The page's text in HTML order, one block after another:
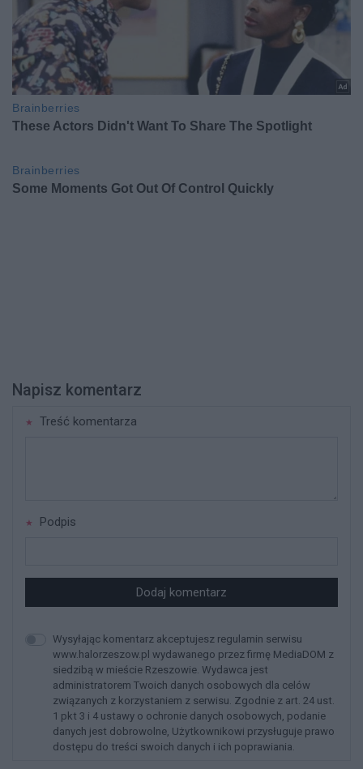
Napisz komentarz
Treść komentarza
Podpis
Dodaj komentarz
Wysyłając komentarz akceptujesz regulamin serwisu
www.halorzeszow.pl wydawanego przez firmę MediaDOM z
siedzibą w mieście Rzeszowie. Wydawca jest
administratorem Twoich danych osobowych dla celów
związanych z korzystaniem z serwisu. Zgodnie z art. 24 ust.
1 pkt 3 i 4 ustawy o ochronie danych osobowych, podanie
danych jest dobrowolne, Użytkownikowi przysługuje prawo
dostępu do treści swoich danych i ich poprawiania.